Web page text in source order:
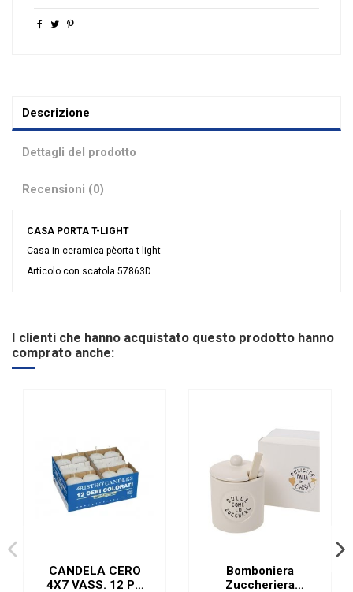
Descrizione
Dettagli del prodotto
Recensioni (0)
CASA PORTA T-LIGHT
Casa in ceramica pèorta t-light
Articolo con scatola 57863D
Grandi affari Stock
Evento
I clienti che hanno acquistato questo prodotto hanno
comprato anche:
CANDELA CERO
4X7 VASS. 12 PZ
Bomboniera
Zuccheriera